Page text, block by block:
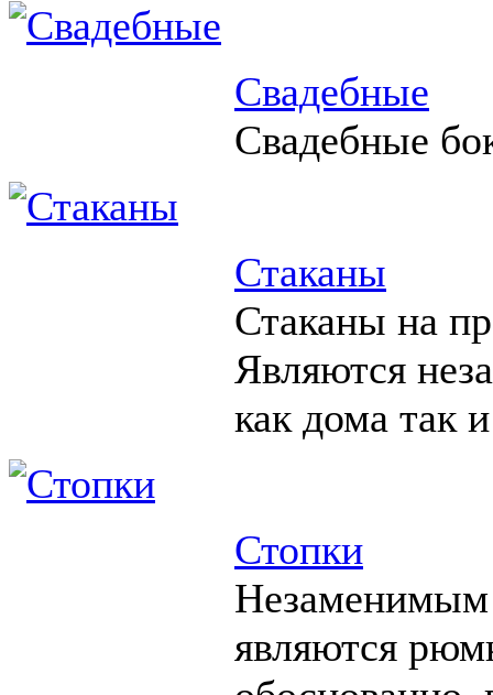
Свадебные
Свадебные
Стаканы
Стаканы на
Являются
как дома так
Стопки
Незаменимым
являются